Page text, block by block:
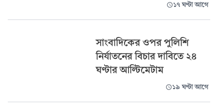
১৭ ঘণ্টা আগে
সাংবাদিকের ওপর পুলিশি
নির্যাতনের বিচার দাবিতে ২৪
ঘণ্টার আল্টিমেটাম
১৯ ঘণ্টা আগে